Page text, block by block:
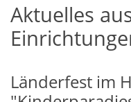
Aktuelles
Länderfest im